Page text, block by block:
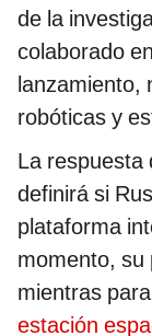
de la
colaborado
lanzamiento,
robóticas y
La respuesta
definirá si
plataforma
momento, su
mientras
estación